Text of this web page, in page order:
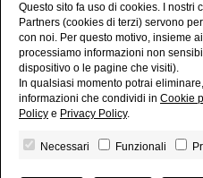
quello che si sta
mai i cookie: tutti i
Per maggiori informazioni visita la
La Coccinella Studio Immobiliare di
Questo sito fa uso di cookies. I nostri
Partners (cookies di terzi) servono
con noi. Per questo motivo, insieme
processiamo informazioni non
dispositivo o le pagine che visiti).
In qualsiasi momento potrai
informazioni che condividi in Cookie
Policy e Privacy Policy.
Necessari Funzionali